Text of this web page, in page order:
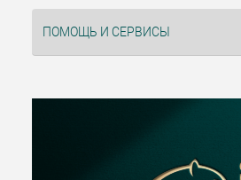
ПОМОЩЬ И СЕРВИСЫ